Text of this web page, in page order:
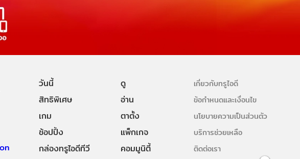
วันนี้
ดู
สิทธิพิเศษ
อ่าน
เกม
ตาตั้ง
ช้อปปิ้ง
แพ็กเกจ
กล่องทรูไอดีทีวี
คอมมูนิตี้
เกี่ยวกับทรูไอดี
ข้อกำหนดและเงื่อนไข
นโยบายความเป็นส่วนตัว
บริการช่วยเหลือ
ติดต่อเรา